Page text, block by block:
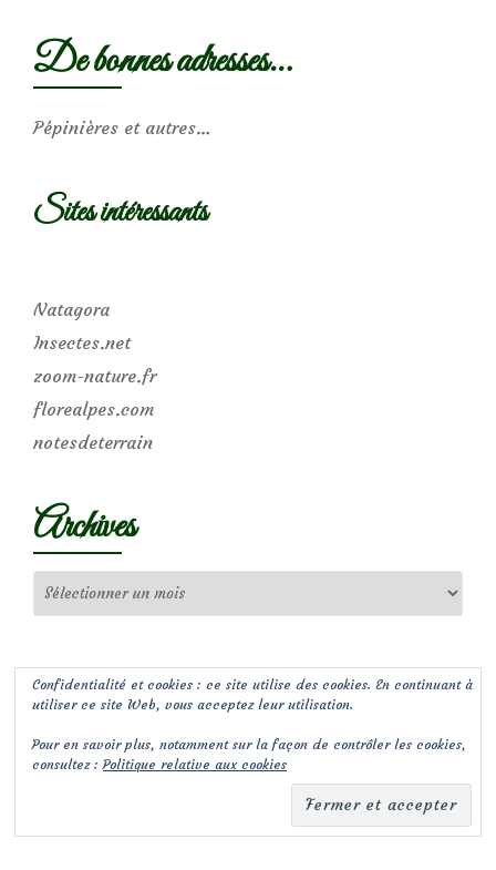
De bonnes adresses…
Pépinières et autres…
Sites intéressants
Natagora
Insectes.net
zoom-nature.fr
florealpes.com
notesdeterrain
Archives
Confidentialité et cookies : ce site utilise des cookies. En continuant à
utiliser ce site Web, vous acceptez leur utilisation.
Pour en savoir plus, notamment sur la façon de contrôler les cookies,
consultez :Politique relative aux cookies